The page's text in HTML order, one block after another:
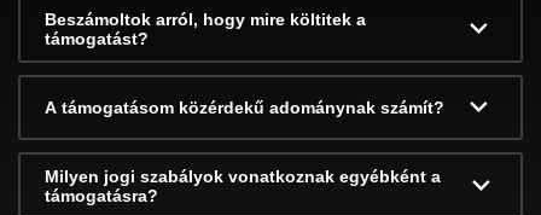
Beszámoltok arról, hogy mire költitek a
támogatást?
A támogatásom közérdekű adománynak számít?
Milyen jogi szabályok vonatkoznak egyébként a
támogatásra?